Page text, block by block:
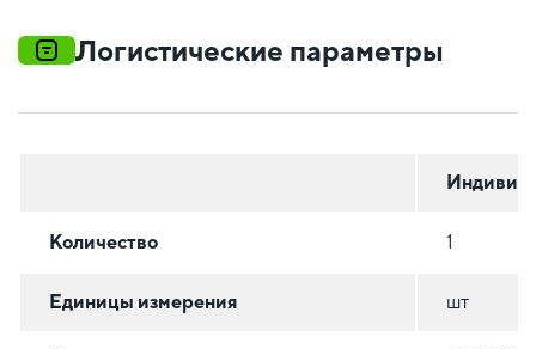
Логистические параметры
Количество 1
Единицы измерения шт